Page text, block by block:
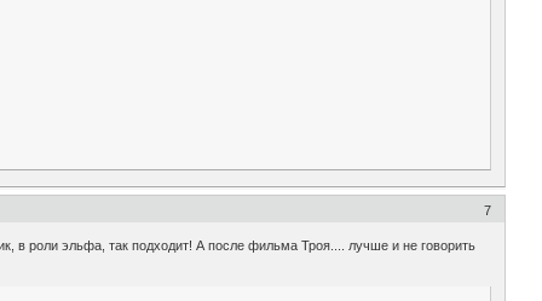
7
в роли эльфа, так подходит! А после фильма Троя.... лучше и не говорить